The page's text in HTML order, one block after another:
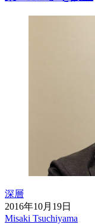
深層
2016年10月19日
Misaki Tsuchiyama